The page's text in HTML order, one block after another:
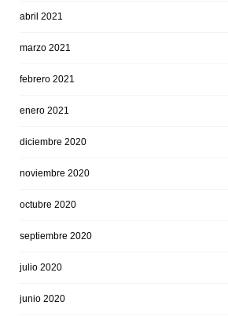
abril 2021
marzo 2021
febrero 2021
enero 2021
diciembre 2020
noviembre 2020
octubre 2020
septiembre 2020
julio 2020
junio 2020